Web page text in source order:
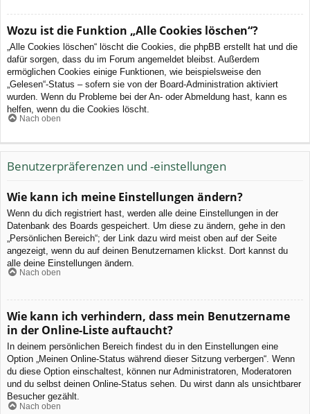
Wozu ist die Funktion „Alle Cookies löschen“?
„Alle Cookies löschen“ löscht die Cookies, die phpBB erstellt hat und die
dafür sorgen, dass du im Forum angemeldet bleibst. Außerdem
ermöglichen Cookies einige Funktionen, wie beispielsweise den
„Gelesen“-Status – sofern sie von der Board-Administration aktiviert
wurden. Wenn du Probleme bei der An- oder Abmeldung hast, kann es
helfen, wenn du die Cookies löscht.
Nach oben
Benutzerpräferenzen und -einstellungen
Wie kann ich meine Einstellungen ändern?
Wenn du dich registriert hast, werden alle deine Einstellungen in der
Datenbank des Boards gespeichert. Um diese zu ändern, gehe in den
„Persönlichen Bereich“; der Link dazu wird meist oben auf der Seite
angezeigt, wenn du auf deinen Benutzernamen klickst. Dort kannst du
alle deine Einstellungen ändern.
Nach oben
Wie kann ich verhindern, dass mein Benutzername
in der Online-Liste auftaucht?
In deinem persönlichen Bereich findest du in den Einstellungen eine
Option „Meinen Online-Status während dieser Sitzung verbergen“. Wenn
du diese Option einschaltest, können nur Administratoren, Moderatoren
und du selbst deinen Online-Status sehen. Du wirst dann als unsichtbarer
Besucher gezählt.
Nach oben